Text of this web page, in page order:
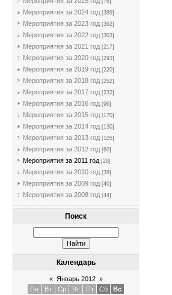
[76]
Мероприятия за 2024 год [389]
Мероприятия за 2023 год [362]
Мероприятия за 2022 год [303]
Мероприятия за 2021 год [217]
Мероприятия за 2020 год [293]
Мероприятия за 2019 год [220]
Мероприятия за 2018 год [252]
Мероприятия за 2017 год [232]
Мероприятия за 2016 год [96]
Мероприятия за 2015 год [170]
Мероприятия за 2014 год [130]
Мероприятия за 2013 год [105]
Мероприятия за 2012 год [60]
Мероприятия за 2011 год [28]
Мероприятия за 2010 год [39]
Мероприятия за 2009 год [40]
Мероприятия за 2008 год [44]
Поиск
Календарь
« Январь 2012 »
Пн
Вт Ср Чт Пт Сб
Вс